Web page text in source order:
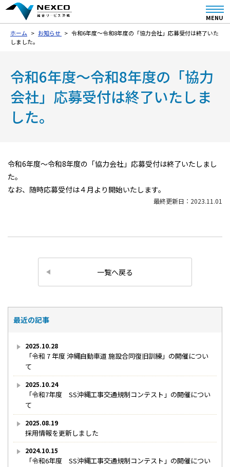
MENU
ホーム
お知らせ
令和6年度～令和8年度の「協力会社」応募受付は終了いた
しました。
令和6年度～令和8年度の「協力
会社」応募受付は終了いたしま
した。
令和6年度～令和8年度の「協力会社」応募受付は終了いたしまし
た。
なお、随時応募受付は４月より開始いたします。
最終更新日：2023.11.01
一覧へ戻る
最近の記事
2025.10.28
「令和 7 年度 沖縄自動車道 施設合同復旧訓練」の開催につい
て
2025.10.24
「令和7年度 SS沖縄工事交通規制コンテスト」の開催につい
て
2025.08.19
採用情報を更新しました
2024.10.15
「令和6年度 SS沖縄工事交通規制コンテスト」の開催につい